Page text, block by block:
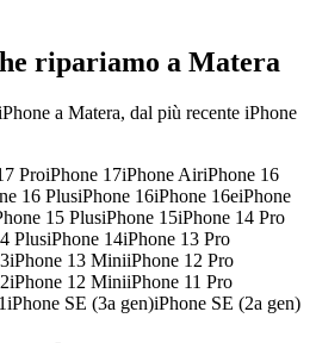
ripariamo a Matera
a Matera, dal più recente iPhone
ProiPhone 17iPhone AiriPhone 16
16 PlusiPhone 16iPhone 16eiPhone
15 PlusiPhone 15iPhone 14 Pro
PlusiPhone 14iPhone 13 Pro
iPhone 13 MiniiPhone 12 Pro
iPhone 12 MiniiPhone 11 Pro
iPhone SE (3a gen)iPhone SE (2a gen)